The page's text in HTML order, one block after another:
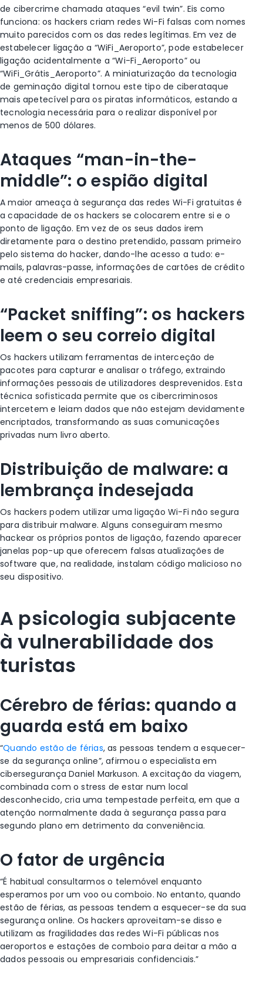
de cibercrime chamada ataques “evil twin”. Eis como
funciona: os hackers criam redes Wi-Fi falsas com nomes
muito parecidos com os das redes legítimas. Em vez de
estabelecer ligação a “WiFi_Aeroporto”, pode estabelecer
ligação acidentalmente a “Wi-Fi_Aeroporto” ou
“WiFi_Grátis_Aeroporto”. A miniaturização da tecnologia
de geminação digital tornou este tipo de ciberataque
mais apetecível para os piratas informáticos, estando a
tecnologia necessária para o realizar disponível por
menos de 500 dólares.
Ataques “man-in-the-
middle”: o espião digital
A maior ameaça à segurança das redes Wi-Fi gratuitas é
a capacidade de os hackers se colocarem entre si e o
ponto de ligação. Em vez de os seus dados irem
diretamente para o destino pretendido, passam primeiro
pelo sistema do hacker, dando-lhe acesso a tudo: e-
mails, palavras-passe, informações de cartões de crédito
e até credenciais empresariais.
“Packet sniffing”: os hackers
leem o seu correio digital
Os hackers utilizam ferramentas de interceção de
pacotes para capturar e analisar o tráfego, extraindo
informações pessoais de utilizadores desprevenidos. Esta
técnica sofisticada permite que os cibercriminosos
intercetem e leiam dados que não estejam devidamente
encriptados, transformando as suas comunicações
privadas num livro aberto.
Distribuição de malware: a
lembrança indesejada
Os hackers podem utilizar uma ligação Wi-Fi não segura
para distribuir malware. Alguns conseguiram mesmo
hackear os próprios pontos de ligação, fazendo aparecer
janelas pop-up que oferecem falsas atualizações de
software que, na realidade, instalam código malicioso no
seu dispositivo.
A psicologia subjacente
à vulnerabilidade dos
turistas
Cérebro de férias: quando a
guarda está em baixo
“Quando estão de férias, as pessoas tendem a esquecer-
se da segurança online”, afirmou o especialista em
cibersegurança Daniel Markuson. A excitação da viagem,
combinada com o stress de estar num local
desconhecido, cria uma tempestade perfeita, em que a
atenção normalmente dada à segurança passa para
segundo plano em detrimento da conveniência.
O fator de urgência
“É habitual consultarmos o telemóvel enquanto
esperamos por um voo ou comboio. No entanto, quando
estão de férias, as pessoas tendem a esquecer-se da sua
segurança online. Os hackers aproveitam-se disso e
utilizam as fragilidades das redes Wi-Fi públicas nos
aeroportos e estações de comboio para deitar a mão a
dados pessoais ou empresariais confidenciais.”